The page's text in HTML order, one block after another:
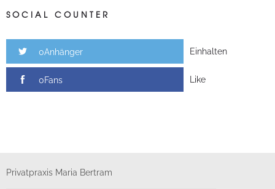
SOCIAL COUNTER
0Anhänger Einhalten
0Fans Like
Privatpraxis Maria Bertram